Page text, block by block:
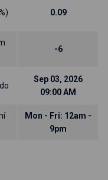
0.09
-6
Sep 03, 2026
09:00 AM
Mon - Fri: 12am -
9pm